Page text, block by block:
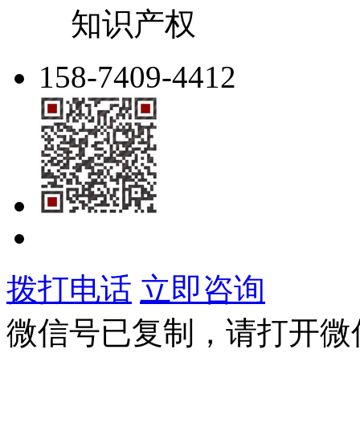
知识产权
158-7409-4412
拨打电话 立即咨询
微信号已复制，请打开